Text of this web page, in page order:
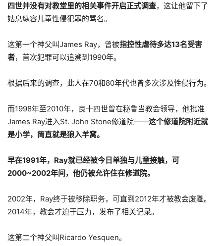
四世并没有对教堂里的相关事件开启正式调查，这让他留下了
姑息纵容儿童性侵犯罪的骂名。
这第一个神父叫James Ray，曾被指控性虐待多达13名受害
者，首次犯罪可以追溯到1990年。
根据后来的调查，此人在70和80年代也曾多次涉及性侵行为。
而1998年至2010年，良十四世曾在秘鲁当教会领导，他批准
James Ray进入St. John Stone修道院——这个修道院附近就
是小学，简直就是狼入羊窝。
早在1991年，Ray就已经被今日单独与儿童接触，可
2000~2002年间，他仍被允许住在修道院。
2002年，Ray终于被移除职务，可直到2012年才被教会废黜。
2014年，教会才迫于压力，发布了相关记录。
这第二个神父叫Ricardo Yesquen。